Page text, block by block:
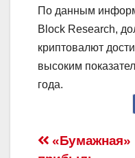
По данным
Block Research,
криптовалют
высоким
года.
«Бумажная»